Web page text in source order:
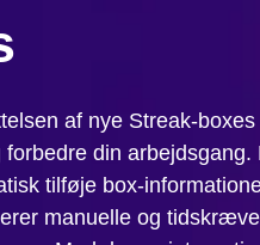
af nye Streak-
din
tilføje box-
manuelle og